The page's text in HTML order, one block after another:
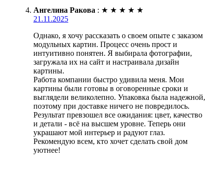
Ангелина Ракова : ★ ★ ★ ★ ★
21.11.2025
Однако, я хочу рассказать о своем опыте с заказом
модульных картин. Процесс очень прост и
интуитивно понятен. Я выбирала фотографии,
загружала их на сайт и настраивала дизайн
картины.
Работа компании быстро удивила меня. Мои
картины были готовы в оговоренные сроки и
выглядели великолепно. Упаковка была надежной,
поэтому при доставке ничего не повредилось.
Результат превзошел все ожидания: цвет, качество
и детали - всё на высшем уровне. Теперь они
украшают мой интерьер и радуют глаз.
Рекомендую всем, кто хочет сделать свой дом
уютнее!